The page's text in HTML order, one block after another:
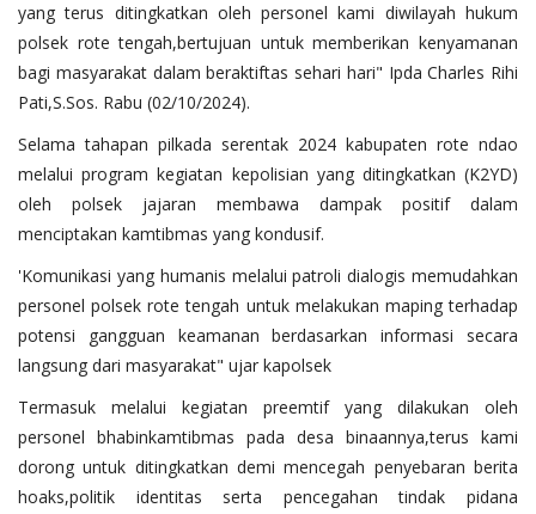
yang terus ditingkatkan oleh personel kami diwilayah hukum
polsek rote tengah,bertujuan untuk memberikan kenyamanan
bagi masyarakat dalam beraktiftas sehari hari" Ipda Charles Rihi
Pati,S.Sos. Rabu (02/10/2024).
Selama tahapan pilkada serentak 2024 kabupaten rote ndao
melalui program kegiatan kepolisian yang ditingkatkan (K2YD)
oleh polsek jajaran membawa dampak positif dalam
menciptakan kamtibmas yang kondusif.
'Komunikasi yang humanis melalui patroli dialogis memudahkan
personel polsek rote tengah untuk melakukan maping terhadap
potensi gangguan keamanan berdasarkan informasi secara
langsung dari masyarakat" ujar kapolsek
Termasuk melalui kegiatan preemtif yang dilakukan oleh
personel bhabinkamtibmas pada desa binaannya,terus kami
dorong untuk ditingkatkan demi mencegah penyebaran berita
hoaks,politik identitas serta pencegahan tindak pidana